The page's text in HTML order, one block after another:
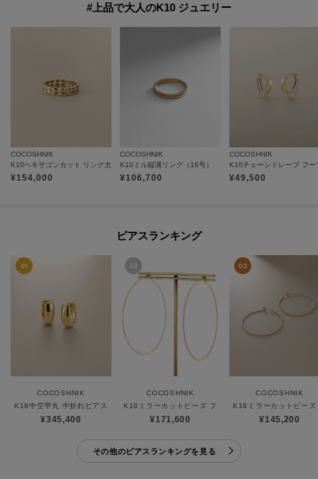
#上品で大人のK10 ジュエリー
COCOSHNIK
K10ヘキサゴンカット リング太
¥154,000
COCOSHNIK
K10ミル縦溝リング（16号）
¥106,700
COCOSHNIK
¥49,500
ピアスランキング
COCOSHNIK
K18中空甲丸 中折れピアス
¥345,400
COCOSHNIK
K18ミラーカットビーズ フープピアス（大）
¥171,600
COCOSHNIK
K18ミラーカットビー
¥145,200
その他のピアスランキングを見る